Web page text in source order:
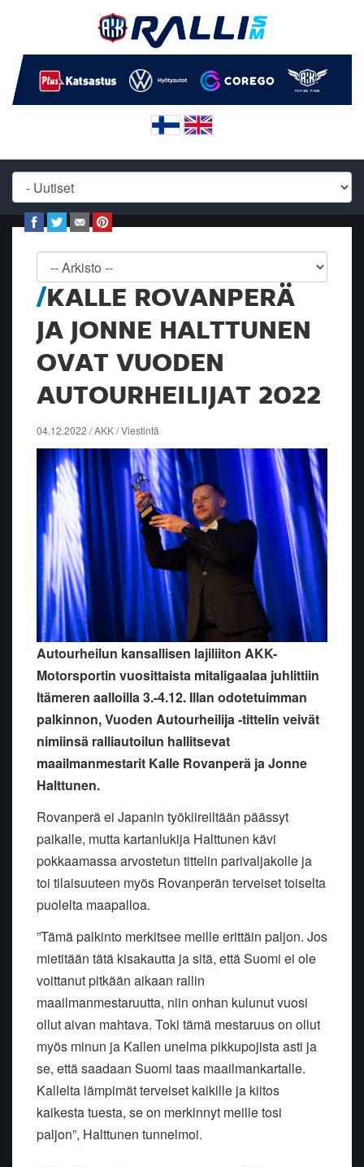
KALLE ROVANPERÄ
JA JONNE HALTTUNEN
OVAT VUODEN
AUTOURHEILIJAT 2022
04.12.2022 / AKK / Viestintä
Autourheilun kansallisen lajiliiton AKK-
Motorsportin vuosittaista mitaligaalaa juhlittiin
Itämeren aalloilla 3.-4.12. Illan odotetuimman
palkinnon, Vuoden Autourheilija -tittelin veivät
nimiinsä ralliautoilun hallitsevat
maailmanmestarit Kalle Rovanperä ja Jonne
Halttunen.
Rovanperä ei Japanin työkiireiltään päässyt
paikalle, mutta kartanlukija Halttunen kävi
pokkaamassa arvostetun tittelin parivaljakolle ja
toi tilaisuuteen myös Rovanperän terveiset toiselta
puolelta maapalloa.
”Tämä palkinto merkitsee meille erittäin paljon. Jos
mietitään tätä kisakautta ja sitä, että Suomi ei ole
voittanut pitkään aikaan rallin
maailmanmestaruutta, niin onhan kulunut vuosi
ollut aivan mahtava. Toki tämä mestaruus on ollut
myös minun ja Kallen unelma pikkupojista asti ja
se, että saadaan Suomi taas maailmankartalle.
Kallelta lämpimät terveiset kaikille ja kiitos
kaikesta tuesta, se on merkinnyt meille tosi
paljon”, Halttunen tunnelmoi.